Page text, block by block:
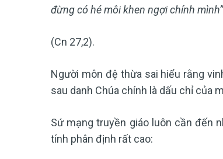
đừng có hé môi khen ngợi chính mình”
(Cn 27,2).
Người môn đệ thừa sai hiểu rằng
sau danh Chúa chính là dấu chỉ của
Sứ mạng truyền giáo luôn cần đến
tính phân định rất cao: